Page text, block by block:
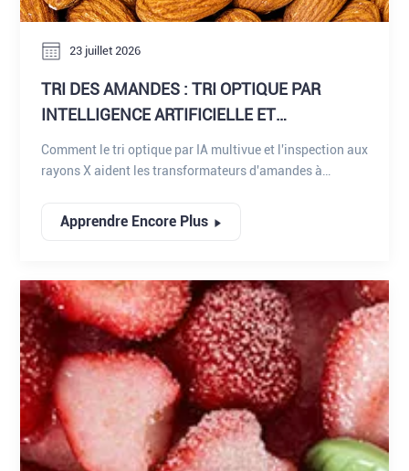
23 juillet 2026
TRI DES AMANDES : TRI OPTIQUE PAR
INTELLIGENCE ARTIFICIELLE ET
INSPECTION PAR RAYONS X
Comment le tri optique par IA multivue et l'inspection aux
rayons X aident les transformateurs d'amandes à
calibrer les amandes et à protéger la valeur du produit.
Apprendre Encore Plus